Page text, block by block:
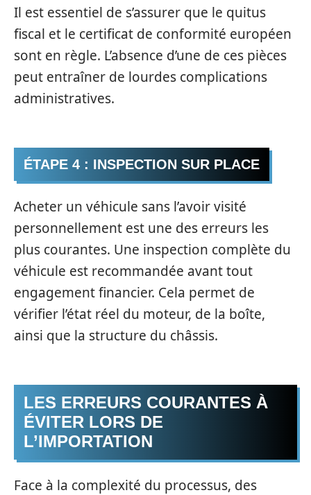
Il est essentiel de s’assurer que le quitus
fiscal et le certificat de conformité européen
sont en règle. L’absence d’une de ces pièces
peut entraîner de lourdes complications
administratives.
ÉTAPE 4 : INSPECTION SUR PLACE
Acheter un véhicule sans l’avoir visité
personnellement est une des erreurs les
plus courantes. Une inspection complète du
véhicule est recommandée avant tout
engagement financier. Cela permet de
vérifier l’état réel du moteur, de la boîte,
ainsi que la structure du châssis.
LES ERREURS COURANTES À
ÉVITER LORS DE
L’IMPORTATION
Face à la complexité du processus, des